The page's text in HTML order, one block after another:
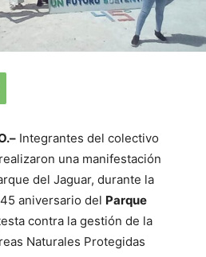
Integrantes del colectivo
realizaron una manifestación
del Jaguar, durante la
aniversario del Parque
contra la gestión de la
Naturales Protegidas